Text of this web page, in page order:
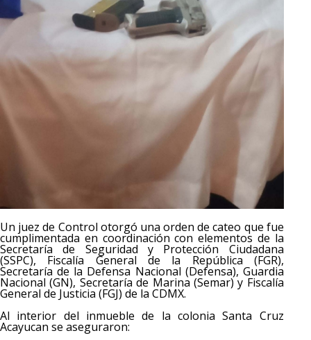
Un juez de Control otorgó una orden de cateo que fue
cumplimentada en coordinación con elementos de la
Secretaría de Seguridad y Protección Ciudadana
(SSPC), Fiscalía General de la República (FGR),
Secretaría de la Defensa Nacional (Defensa), Guardia
Nacional (GN), Secretaría de Marina (Semar) y Fiscalía
General de Justicia (FGJ) de la CDMX.
Al interior del inmueble de la colonia Santa Cruz
Acayucan se aseguraron: